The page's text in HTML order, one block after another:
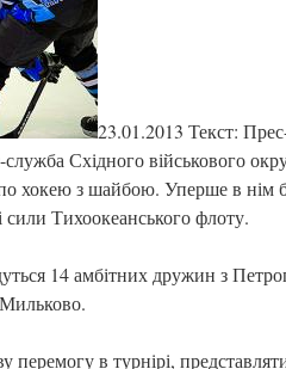
23.01.2013 Текст:
Східного військового
хокею з шайбою. Уперше в нім
Тихоокеанського флоту.
14 амбітних дружин з
перемогу в турнірі,